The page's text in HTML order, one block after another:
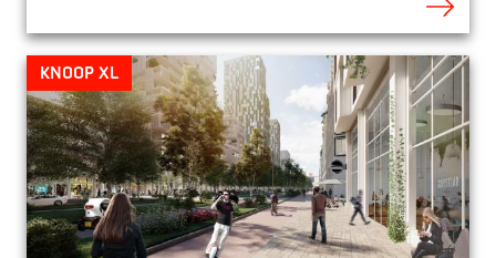
Knoop XL